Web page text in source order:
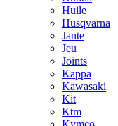
Huile
Husqvarna
Jante
Jeu
Joints
Kappa
Kawasaki
Kit
Ktm